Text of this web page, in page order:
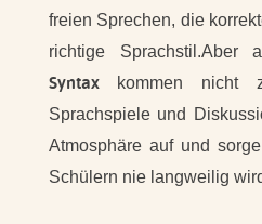
freien Sprechen, die
richtige Sprachstil.Aber
Syntaxkommen nicht
Sprachspiele und
Atmosphäre auf und
Schülern nie langweilig